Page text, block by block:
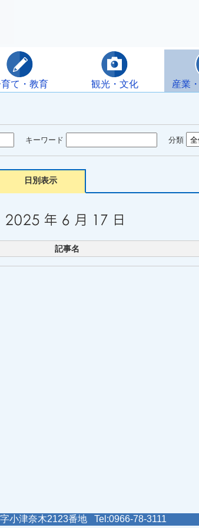
て・教育 観光・文化 産業
キーワード 分類
日別表示
記事名
小津奈木2123番地 Tel:0966-78-3111